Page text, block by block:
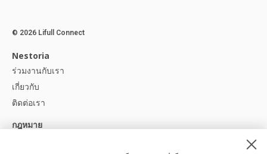
© 2026 Lifull Connect
Nestoria
ร่วมงานกับเรา
เกี่ยวกับ
ติดต่อเรา
กฎหมาย